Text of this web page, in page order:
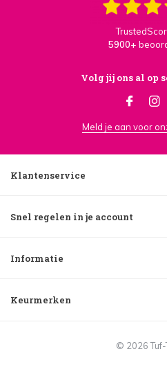
5900+
Volg jij ons al op
Meld je aan voor
Klantenservice
Snel regelen in je account
Informatie
Keurmerken
© 2026